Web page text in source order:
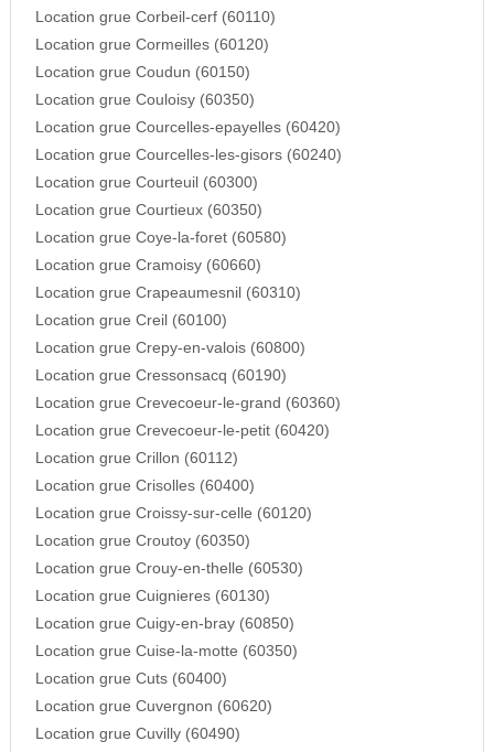
Location grue Corbeil-cerf (60110)
Location grue Cormeilles (60120)
Location grue Coudun (60150)
Location grue Couloisy (60350)
Location grue Courcelles-epayelles (60420)
Location grue Courcelles-les-gisors (60240)
Location grue Courteuil (60300)
Location grue Courtieux (60350)
Location grue Coye-la-foret (60580)
Location grue Cramoisy (60660)
Location grue Crapeaumesnil (60310)
Location grue Creil (60100)
Location grue Crepy-en-valois (60800)
Location grue Cressonsacq (60190)
Location grue Crevecoeur-le-grand (60360)
Location grue Crevecoeur-le-petit (60420)
Location grue Crillon (60112)
Location grue Crisolles (60400)
Location grue Croissy-sur-celle (60120)
Location grue Croutoy (60350)
Location grue Crouy-en-thelle (60530)
Location grue Cuignieres (60130)
Location grue Cuigy-en-bray (60850)
Location grue Cuise-la-motte (60350)
Location grue Cuts (60400)
Location grue Cuvergnon (60620)
Location grue Cuvilly (60490)